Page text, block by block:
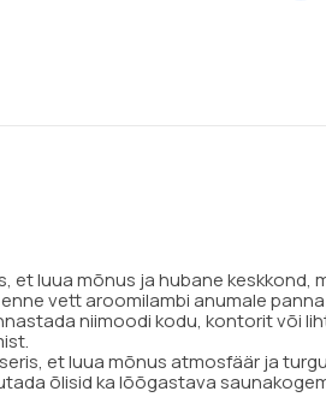
et luua mõnus ja hubane keskkond,
vett aroomilambi anumale
niimoodi kodu, kontorit või
et luua mõnus atmosfäär ja
õlisid ka lõõgastava